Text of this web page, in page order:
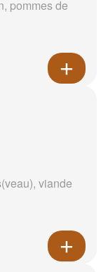
pommes de
viande